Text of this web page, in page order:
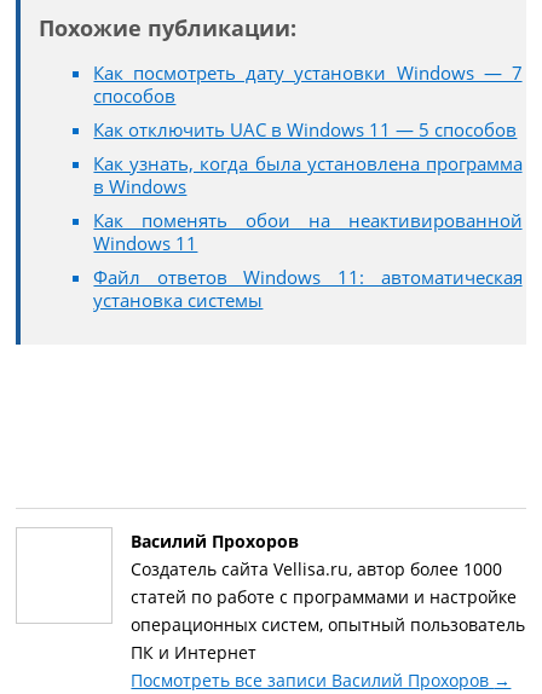
Похожие публикации:
Как посмотреть дату установки Windows — 7
способов
Как отключить UAC в Windows 11 — 5 способов
Как узнать, когда была установлена программа
в Windows
Как поменять обои на неактивированной
Windows 11
Файл ответов Windows 11: автоматическая
установка системы
Василий Прохоров
Создатель сайта Vellisa.ru, автор более 1000
статей по работе с программами и настройке
операционных систем, опытный пользователь
ПК и Интернет
Посмотреть все записи Василий Прохоров →